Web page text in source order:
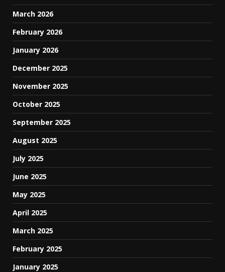
March 2026
February 2026
January 2026
December 2025
November 2025
October 2025
September 2025
August 2025
July 2025
June 2025
May 2025
April 2025
March 2025
February 2025
January 2025